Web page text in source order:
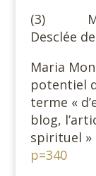
(3)
Desclée
Maria
potentiel
terme «
blog,
spirituel »
p=340